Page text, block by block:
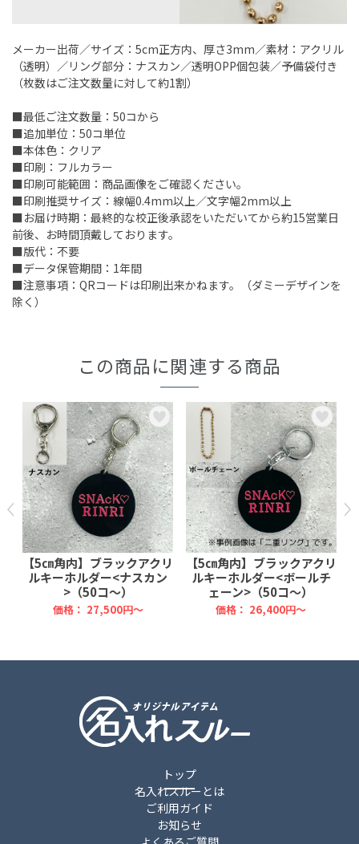
メーカー出荷／サイズ：5cm正方内、厚さ3mm／素材：アクリル
（透明）／リング部分：ナスカン／透明OPP個包装／予備袋付き
（枚数はご注文数量に対して約1割）
■最低ご注文数量：50コから
■追加単位：50コ単位
■本体色：クリア
■印刷：フルカラー
■印刷可能範囲：商品画像をご確認ください。
■印刷推奨サイズ：線幅0.4mm以上／文字幅2mm以上
■お届け時期：最終的な校正後承認をいただいてから約15営業日
前後、お時間頂戴しております。
■版代：不要
■データ保管期間：1年間
■注意事項：QRコードは印刷出来かねます。（ダミーデザインを
除く）
この商品に関連する商品
【5㎝角内】ブラックアクリ
ルキーホルダー<ナスカン
>（50コ～）
価格： 27,500円～
【5㎝角内】ブラックアクリ
ルキーホルダー<ボールチ
ェーン>（50コ～）
価格： 26,400円～
トップ
名入れスルーとは
ご利用ガイド
お知らせ